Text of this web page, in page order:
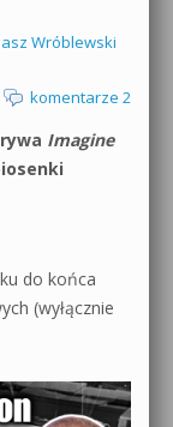
Wróblewski
komentarze 2
Imagine
do końca
(wyłącznie